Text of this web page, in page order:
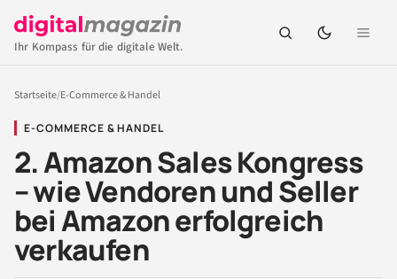
Ihr Kompass für die digitale Welt.
Startseite/E-Commerce & Handel
E-COMMERCE & HANDEL
2. Amazon Sales Kongress
– wie Vendoren und Seller
bei Amazon erfolgreich
verkaufen